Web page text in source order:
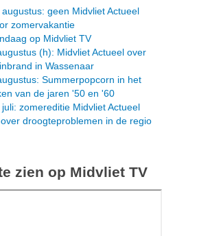
augustus: geen Midvliet Actueel
zomervakantie
op Midvliet TV
(h): Midvliet Actueel over
in Wassenaar
Summerpopcorn in het
van de jaren '50 en '60
zomereditie Midvliet Actueel
droogteproblemen in de regio
zien op Midvliet TV